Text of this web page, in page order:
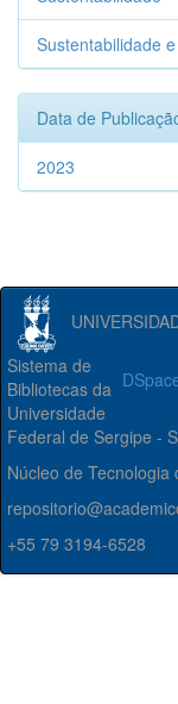
Sustentabilidade
Data de
2023
Sistema de
Bibliotecas da
Universidade
Federal de Sergipe -
Núcleo de
+55 79 3194-6528